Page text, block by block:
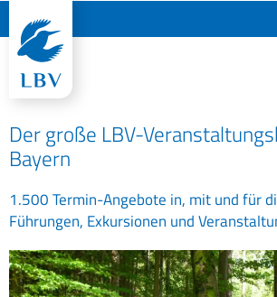
Der große LBV-
Bayern
1.500 Termin-Angebote in, mit und für
Führungen, Exkursionen und